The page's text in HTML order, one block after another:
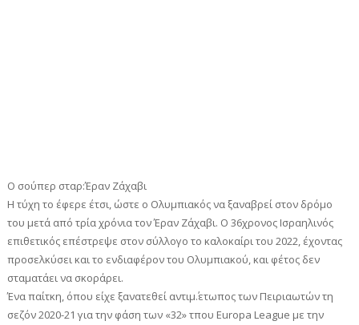
Ο σούπερ σταρ:Έραν Ζάχαβι
Η τύχη το έφερε έτσι, ώστε ο Ολυμπιακός να ξαναβρεί στον δρόμο
του μετά από τρία χρόνια τον Έραν Ζάχαβι. Ο 36χρονος Ισραηλινός
επιθετικός επέστρεψε στον σύλλογο το καλοκαίρι του 2022, έχοντας
προσελκύσει και το ενδιαφέρον του Ολυμπιακού, και φέτος δεν
σταματάει να σκοράρει.
Ένα παίτκη, όπου είχε ξανατεθεί αντιμ΄.ετωπος των Πειριαωτών τη
σεζόν 2020-21 για την φάση των «32» τπου Europa League με την